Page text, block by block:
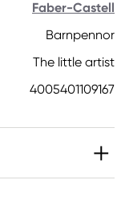
Faber-Castell
Barnpennor
The little artist
4005401109167